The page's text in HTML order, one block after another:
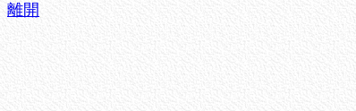
離開